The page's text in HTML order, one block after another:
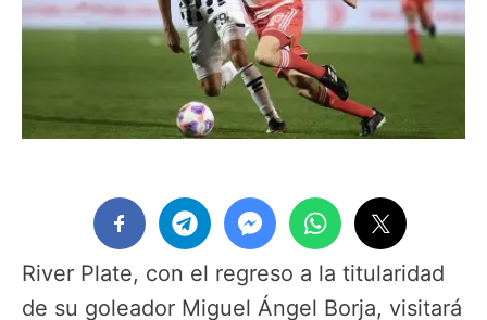
River Plate, con el regreso a la titularidad
de su goleador Miguel Ángel Borja, visitará